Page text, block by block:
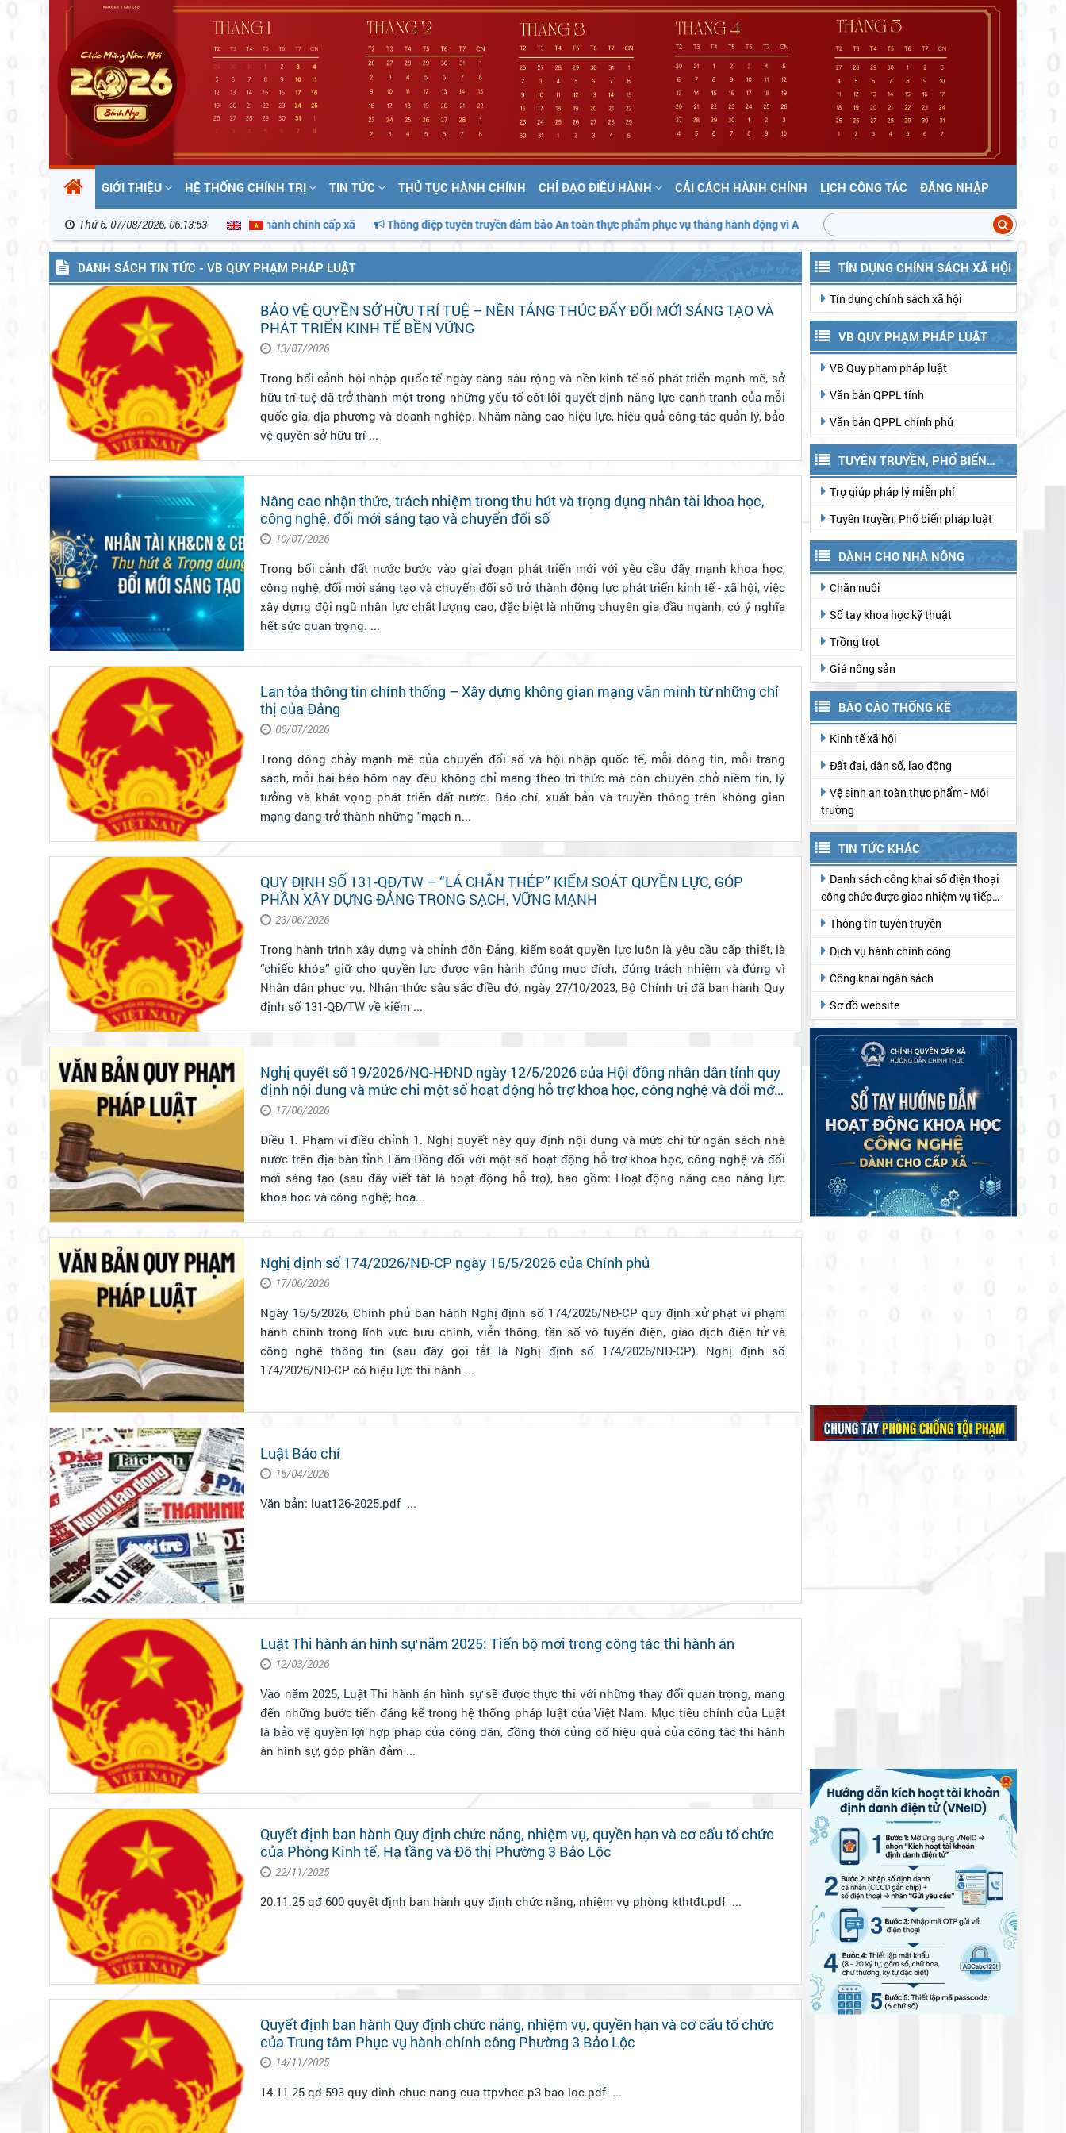
GIỚI THIỆU HỆ THỐNG CHÍNH TRỊ TIN TỨC THỦ TỤC HÀNH CHÍNH CHỈ ĐẠO ĐIỀU HÀNH CẢI CÁCH HÀNH CHÍNH LỊCH CÔNG TÁC ĐĂNG NHẬP
Thứ 6, 07/08/2026, 06:13:54
Quyết định phân loại đơn vị hành chính cấp xã Thông điệp tuyên truyền đảm bảo An toàn thực phẩm phục vụ tháng hành động vì An toàn thực phẩm Triển khai "Tháng hành động vì an toàn thực
DANH SÁCH TIN TỨC - VB QUY PHẠM PHÁP LUẬT
BẢO VỆ QUYỀN SỞ HỮU TRÍ TUỆ – NỀN TẢNG THÚC ĐẨY ĐỔI MỚI SÁNG TẠO VÀ
PHÁT TRIỂN KINH TẾ BỀN VỮNG
13/07/2026
Trong bối cảnh hội nhập quốc tế ngày càng sâu rộng và nền kinh tế số phát triển mạnh mẽ, sở
hữu trí tuệ đã trở thành một trong những yếu tố cốt lõi quyết định năng lực cạnh tranh của mỗi
quốc gia, địa phương và doanh nghiệp. Nhằm nâng cao hiệu lực, hiệu quả công tác quản lý, bảo
vệ quyền sở hữu trí ...
Nâng cao nhận thức, trách nhiệm trong thu hút và trọng dụng nhân tài khoa học,
công nghệ, đổi mới sáng tạo và chuyển đổi số
10/07/2026
Trong bối cảnh đất nước bước vào giai đoạn phát triển mới với yêu cầu đẩy mạnh khoa học,
công nghệ, đổi mới sáng tạo và chuyển đổi số trở thành động lực phát triển kinh tế - xã hội, việc
xây dựng đội ngũ nhân lực chất lượng cao, đặc biệt là những chuyên gia đầu ngành, có ý nghĩa
hết sức quan trọng. ...
Lan tỏa thông tin chính thống – Xây dựng không gian mạng văn minh từ những chỉ
thị của Đảng
06/07/2026
Trong dòng chảy mạnh mẽ của chuyển đổi số và hội nhập quốc tế, mỗi dòng tin, mỗi trang
sách, mỗi bài báo hôm nay đều không chỉ mang theo tri thức mà còn chuyên chở niềm tin, lý
tưởng và khát vọng phát triển đất nước. Báo chí, xuất bản và truyền thông trên không gian
mạng đang trở thành những "mạch n...
QUY ĐỊNH SỐ 131-QĐ/TW – “LÁ CHẮN THÉP” KIỂM SOÁT QUYỀN LỰC, GÓP
PHẦN XÂY DỰNG ĐẢNG TRONG SẠCH, VỮNG MẠNH
23/06/2026
Trong hành trình xây dựng và chỉnh đốn Đảng, kiểm soát quyền lực luôn là yêu cầu cấp thiết, là
“chiếc khóa” giữ cho quyền lực được vận hành đúng mục đích, đúng trách nhiệm và đúng vì
Nhân dân phục vụ. Nhận thức sâu sắc điều đó, ngày 27/10/2023, Bộ Chính trị đã ban hành Quy
định số 131-QĐ/TW về kiểm ...
Nghị quyết số 19/2026/NQ-HĐND ngày 12/5/2026 của Hội đồng nhân dân tỉnh quy
định nội dung và mức chi một số hoạt động hỗ trợ khoa học, công nghệ và đổi mới
sáng tạo sử dụng ngân sách nhà nước trên địa bàn tỉnh Lâm Đồng
17/06/2026
Điều 1. Phạm vi điều chỉnh 1. Nghị quyết này quy định nội dung và mức chi từ ngân sách nhà
nước trên địa bàn tỉnh Lâm Đồng đối với một số hoạt động hỗ trợ khoa học, công nghệ và đổi
mới sáng tạo (sau đây viết tắt là hoạt động hỗ trợ), bao gồm: Hoạt động nâng cao năng lực
khoa học và công nghệ; hoạ...
Nghị định số 174/2026/NĐ-CP ngày 15/5/2026 của Chính phủ
17/06/2026
Ngày 15/5/2026, Chính phủ ban hành Nghị định số 174/2026/NĐ-CP quy định xử phạt vi phạm
hành chính trong lĩnh vực bưu chính, viễn thông, tần số vô tuyến điện, giao dịch điện tử và
công nghệ thông tin (sau đây gọi tắt là Nghị định số 174/2026/NĐ-CP). Nghị định số
174/2026/NĐ-CP có hiệu lực thi hành ...
Luật Báo chí
15/04/2026
Văn bản: luat126-2025.pdf ...
Luật Thi hành án hình sự năm 2025: Tiến bộ mới trong công tác thi hành án
12/03/2026
Vào năm 2025, Luật Thi hành án hình sự sẽ được thực thi với những thay đổi quan trọng, mang
đến những bước tiến đáng kể trong hệ thống pháp luật của Việt Nam. Mục tiêu chính của Luật
là bảo vệ quyền lợi hợp pháp của công dân, đồng thời củng cố hiệu quả của công tác thi hành
án hình sự, góp phần đảm ...
Quyết định ban hành Quy định chức năng, nhiệm vụ, quyền hạn và cơ cấu tổ chức
của Phòng Kinh tế, Hạ tầng và Đô thị Phường 3 Bảo Lộc
22/11/2025
20.11.25 qđ 600 quyết định ban hành quy định chức năng, nhiệm vụ phòng kthtđt.pdf ...
Quyết định ban hành Quy định chức năng, nhiệm vụ, quyền hạn và cơ cấu tổ chức
của Trung tâm Phục vụ hành chính công Phường 3 Bảo Lộc
14/11/2025
14.11.25 qđ 593 quy dinh chuc nang cua ttpvhcc p3 bao loc.pdf ...
TÍN DỤNG CHÍNH SÁCH XÃ HỘI
Tín dụng chính sách xã hội
VB QUY PHẠM PHÁP LUẬT
VB Quy phạm pháp luật
Văn bản QPPL tỉnh
Văn bản QPPL chính phủ
TUYÊN TRUYỀN, PHỔ BIẾN
PHÁP LUẬT
Trợ giúp pháp lý miễn phí
Tuyên truyền, Phổ biến pháp luật
DÀNH CHO NHÀ NÔNG
Chăn nuôi
Sổ tay khoa học kỹ thuật
Trồng trọt
Giá nông sản
BÁO CÁO THỐNG KÊ
Kinh tế xã hội
Đất đai, dân số, lao động
Vệ sinh an toàn thực phẩm - Môi
trường
TIN TỨC KHÁC
công chức được giao nhiệm vụ tiếp
chính tại Trung tâm Phục vụ hành
chính công
Thông tin tuyên truyền
Dịch vụ hành chính công
Công khai ngân sách
Sơ đồ website